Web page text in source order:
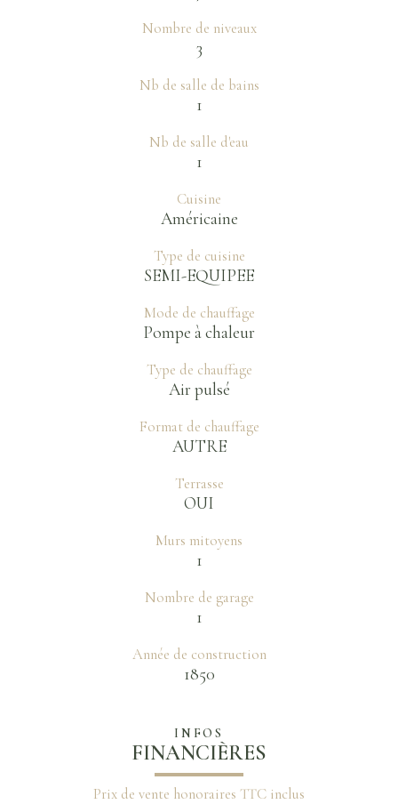
Nombre de niveaux
3
Nb de salle de bains
1
Nb de salle d'eau
1
Cuisine
Américaine
Type de cuisine
SEMI-EQUIPEE
Mode de chauffage
Pompe à chaleur
Type de chauffage
Air pulsé
Format de chauffage
AUTRE
Terrasse
OUI
Murs mitoyens
1
Nombre de garage
1
Année de construction
1850
INFOS
FINANCIÈRES
Prix de vente honoraires TTC inclus